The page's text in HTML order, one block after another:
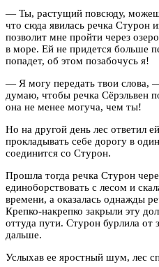
— Ты, растущий повсюду,
что сюда явилась речка Стурон
позволит мне пройти через
в море. Ей не придется больше
попадет, об этом позабочусь я!
— Я могу передать твои слова,
думаю, чтобы речка Сёрэльвен
она не менее могуча, чем ты!
Но на другой день лес ответил
прокладывать себе дорогу в
соединится со Стурон.
Прошла тогда речка Стурон
единоборствовать с лесом и
времени, а оказалась однажды
Крепко-накрепко закрыли эту
оттуда пути. Стурон бурлила от
дальше.
Услыхав ее яростный шум, лес